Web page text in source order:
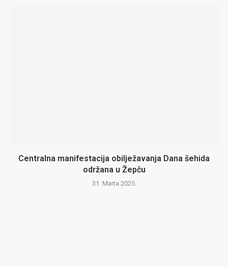
Centralna manifestacija obilježavanja Dana šehida
održana u Žepču
31. Marta 2025.